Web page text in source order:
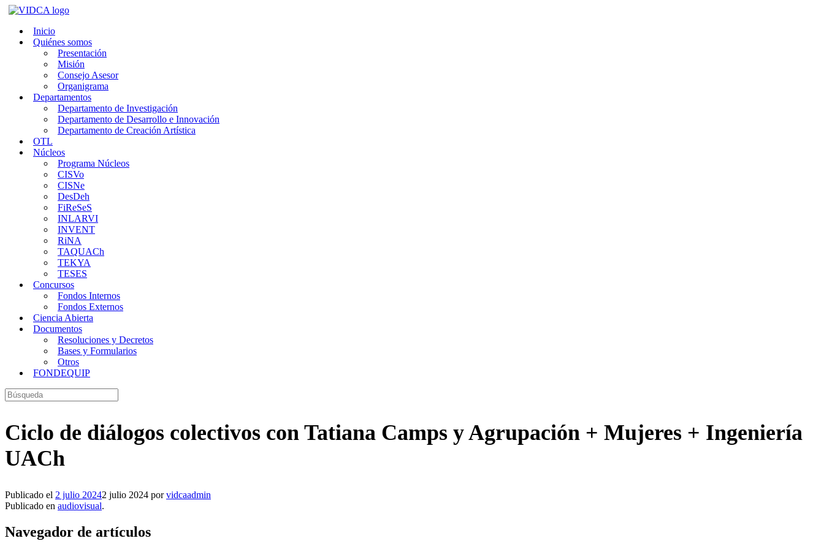
Saltar
contenidoInicio
Quiénes somos
Presentación
Misión
Consejo Asesor
Organigrama
Departamentos
Departamento de Investigación
Departamento de Desarrollo e Innovación
Departamento de Creación Artística
OTL
Núcleos
Programa Núcleos
CISVo
CISNe
DesDeh
FiReSeS
INLARVI
INVENT
RiNA
TAQUACh
TEKYA
TESES
Concursos
Fondos Internos
Fondos Externos
Ciencia Abierta
Documentos
Resoluciones y Decretos
Bases y Formularios
Otros
FONDEQUIP
Buscar:
Ciclo de diálogos colectivos con Tatiana Camps y Agrupación + Mujeres + Ingeniería
UACh
Publicado el 2 julio 20242 julio 2024 porvidcaadmin
Publicado en audiovisual.
Navegador de artículos